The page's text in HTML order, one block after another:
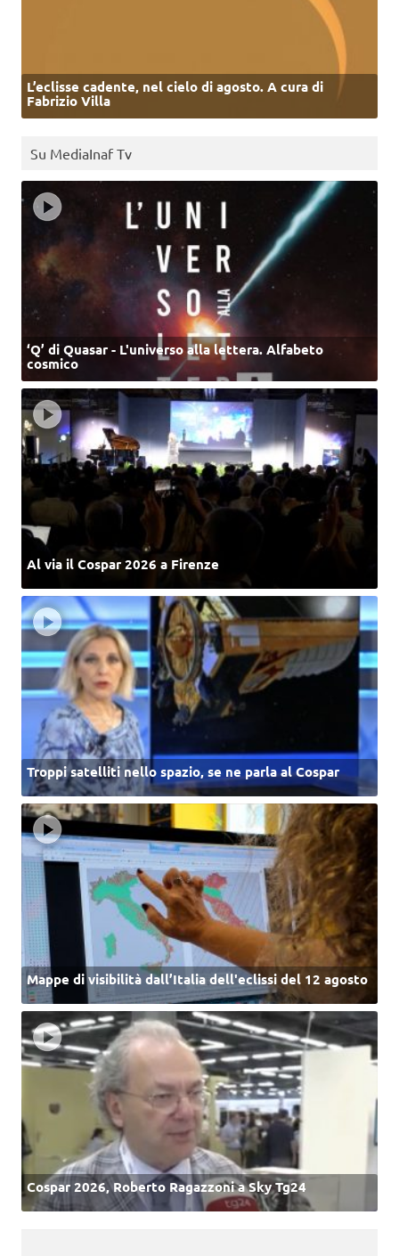
L’eclisse cadente, nel cielo di agosto. A cura di
Fabrizio Villa
Su MediaInaf Tv
‘Q’ di Quasar - L'universo alla lettera. Alfabeto
cosmico
Al via il Cospar 2026 a Firenze
Troppi satelliti nello spazio, se ne parla al Cospar
Mappe di visibilità dall’Italia dell'eclissi del 12 agosto
Cospar 2026, Roberto Ragazzoni a Sky Tg24